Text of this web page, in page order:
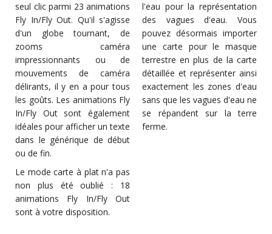
seul clic parmi 23 animations
Fly In/Fly Out. Qu'il s'agisse
d'un globe tournant, de
zooms caméra
impressionnants ou de
mouvements de caméra
délirants, il y en a pour tous
les goûts. Les animations Fly
In/Fly Out sont également
idéales pour afficher un texte
dans le générique de début
ou de fin.
Le mode carte à plat n'a pas
non plus été oublié : 18
animations Fly In/Fly Out
sont à votre disposition.
l'eau pour la représentation
des vagues d'eau. Vous
pouvez désormais importer
une carte pour le masque
terrestre en plus de la carte
détaillée et représenter ainsi
exactement les zones d'eau
sans que les vagues d'eau ne
se répandent sur la terre
ferme.